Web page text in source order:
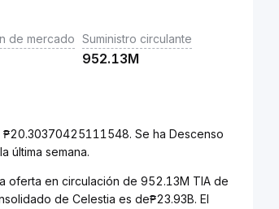
de mercado Suministro circulante
952.13M
Se ha Descenso
última semana.
oferta en circulación de 952.13M TIA de
de Celestia es de₱23.93B. El